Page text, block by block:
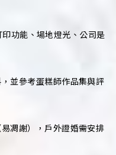
功能、場地燈光、公司是
並參考蛋糕師作品集與評
凋謝），戶外證婚需安排